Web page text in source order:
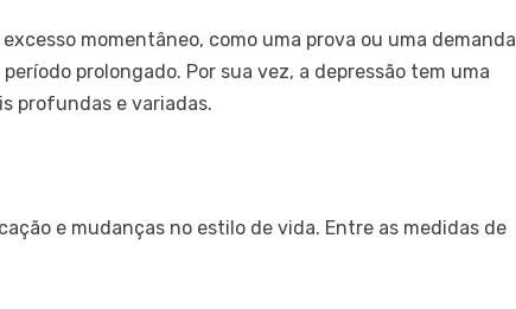
momentâneo, como uma prova ou uma demanda
prolongado. Por sua vez, a depressão tem uma
profundas e variadas.
e mudanças no estilo de vida. Entre as medidas de